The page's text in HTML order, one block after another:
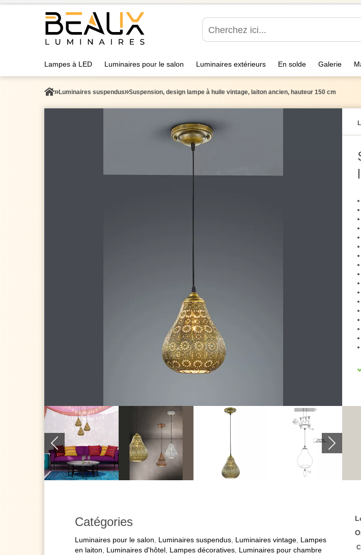
Lampes à LED Luminaires pour le salon Luminaires extérieurs En solde Galerie
Luminaires suspendus Suspension, design lampe à huile vintage, laiton ancien, hauteur 150 cm
Catégories
Luminaires pour le salon, Luminaires suspendus, Luminaires vintage, Lampes
en laiton, Luminaires d'hôtel, Lampes décoratives, Luminaires pour chambre